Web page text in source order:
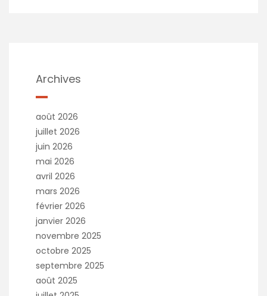
t
i
v
:
Archives
août 2026
juillet 2026
juin 2026
mai 2026
avril 2026
mars 2026
février 2026
janvier 2026
novembre 2025
octobre 2025
septembre 2025
août 2025